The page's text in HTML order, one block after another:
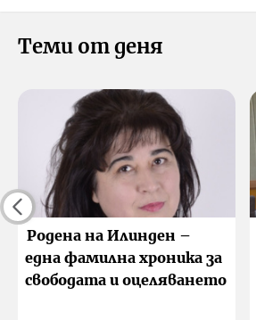
Теми от деня
Родена на Илинден –
една фамилна хроника за
свободата и оцеляването